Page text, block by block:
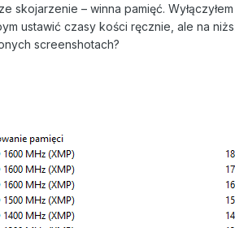
skojarzenie – winna pamięć.
ustawić czasy kości ręcznie, ale na
screenshotach?